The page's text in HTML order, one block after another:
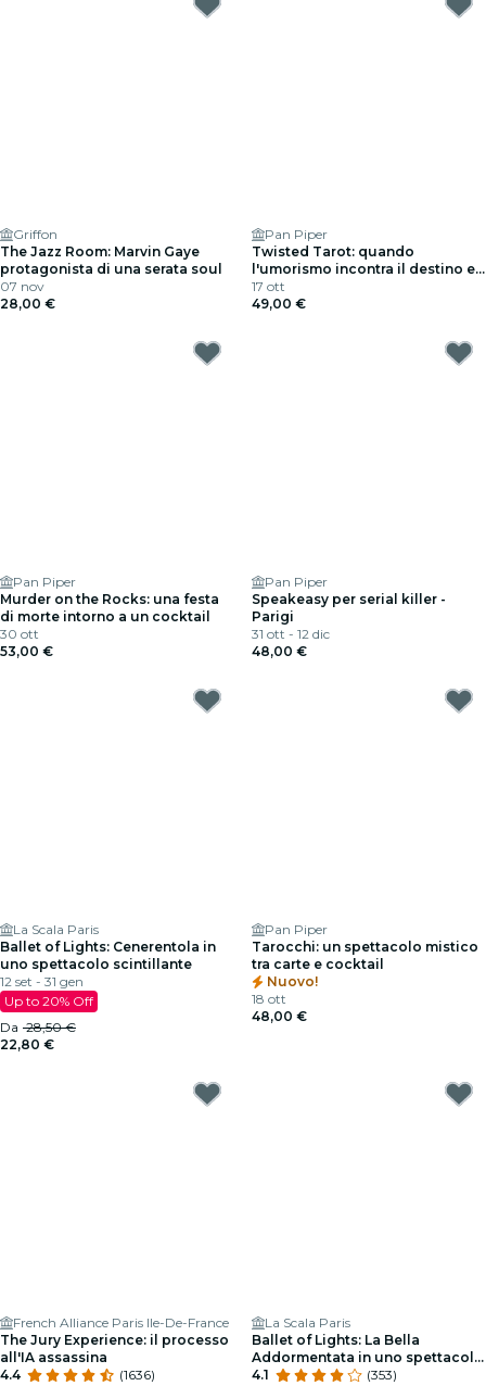
Griffon
The Jazz Room: Marvin Gaye
protagonista di una serata soul
07 nov
28,00 €
Pan Piper
Twisted Tarot: quando
l'umorismo incontra il destino e i
misteri del tarocco
17 ott
49,00 €
Pan Piper
Murder on the Rocks: una festa
di morte intorno a un cocktail
30 ott
53,00 €
Pan Piper
Speakeasy per serial killer -
Parigi
31 ott - 12 dic
48,00 €
La Scala Paris
Ballet of Lights: Cenerentola in
uno spettacolo scintillante
12 set - 31 gen
Up to 20% Off
Da 28,50 €
22,80 €
Pan Piper
Tarocchi: un spettacolo mistico
tra carte e cocktail
Nuovo!
18 ott
48,00 €
French Alliance Paris Ile-De-France
The Jury Experience: il processo
all'IA assassina
4.4
(1636)
La Scala Paris
Ballet of Lights: La Bella
Addormentata in uno spettacolo
scintillante
4.1
(353)